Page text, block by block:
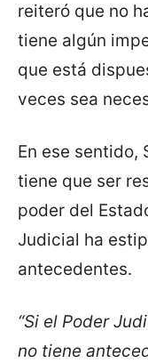
reiteró que no
tiene algún
que está
veces sea
En ese sentido,
tiene que ser
poder del
Judicial ha
antecedentes.
“Si el Poder
no tiene